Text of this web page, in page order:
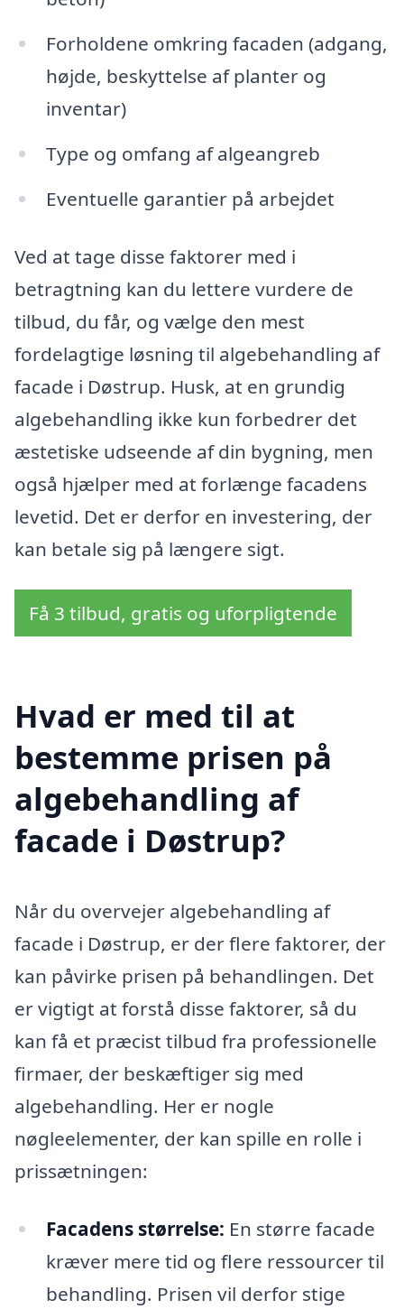
Forholdene omkring facaden (adgang,
højde, beskyttelse af planter og
inventar)
Type og omfang af algeangreb
Eventuelle garantier på arbejdet
Ved at tage disse faktorer med i
betragtning kan du lettere vurdere de
tilbud, du får, og vælge den mest
fordelagtige løsning til algebehandling af
facade i Døstrup. Husk, at en grundig
algebehandling ikke kun forbedrer det
æstetiske udseende af din bygning, men
også hjælper med at forlænge facadens
levetid. Det er derfor en investering, der
kan betale sig på længere sigt.
Få 3 tilbud, gratis og uforpligtende
Hvad er med til at
bestemme prisen på
algebehandling af
facade i Døstrup?
Når du overvejer algebehandling af
facade i Døstrup, er der flere faktorer, der
kan påvirke prisen på behandlingen. Det
er vigtigt at forstå disse faktorer, så du
kan få et præcist tilbud fra professionelle
firmaer, der beskæftiger sig med
algebehandling. Her er nogle
nøgleelementer, der kan spille en rolle i
prissætningen:
Facadens størrelse: En større facade
kræver mere tid og flere ressourcer til
behandling. Prisen vil derfor stige